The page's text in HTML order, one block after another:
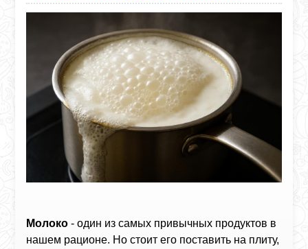
Молоко - один из самых привычных продуктов в
нашем рационе. Но стоит его поставить на плиту,